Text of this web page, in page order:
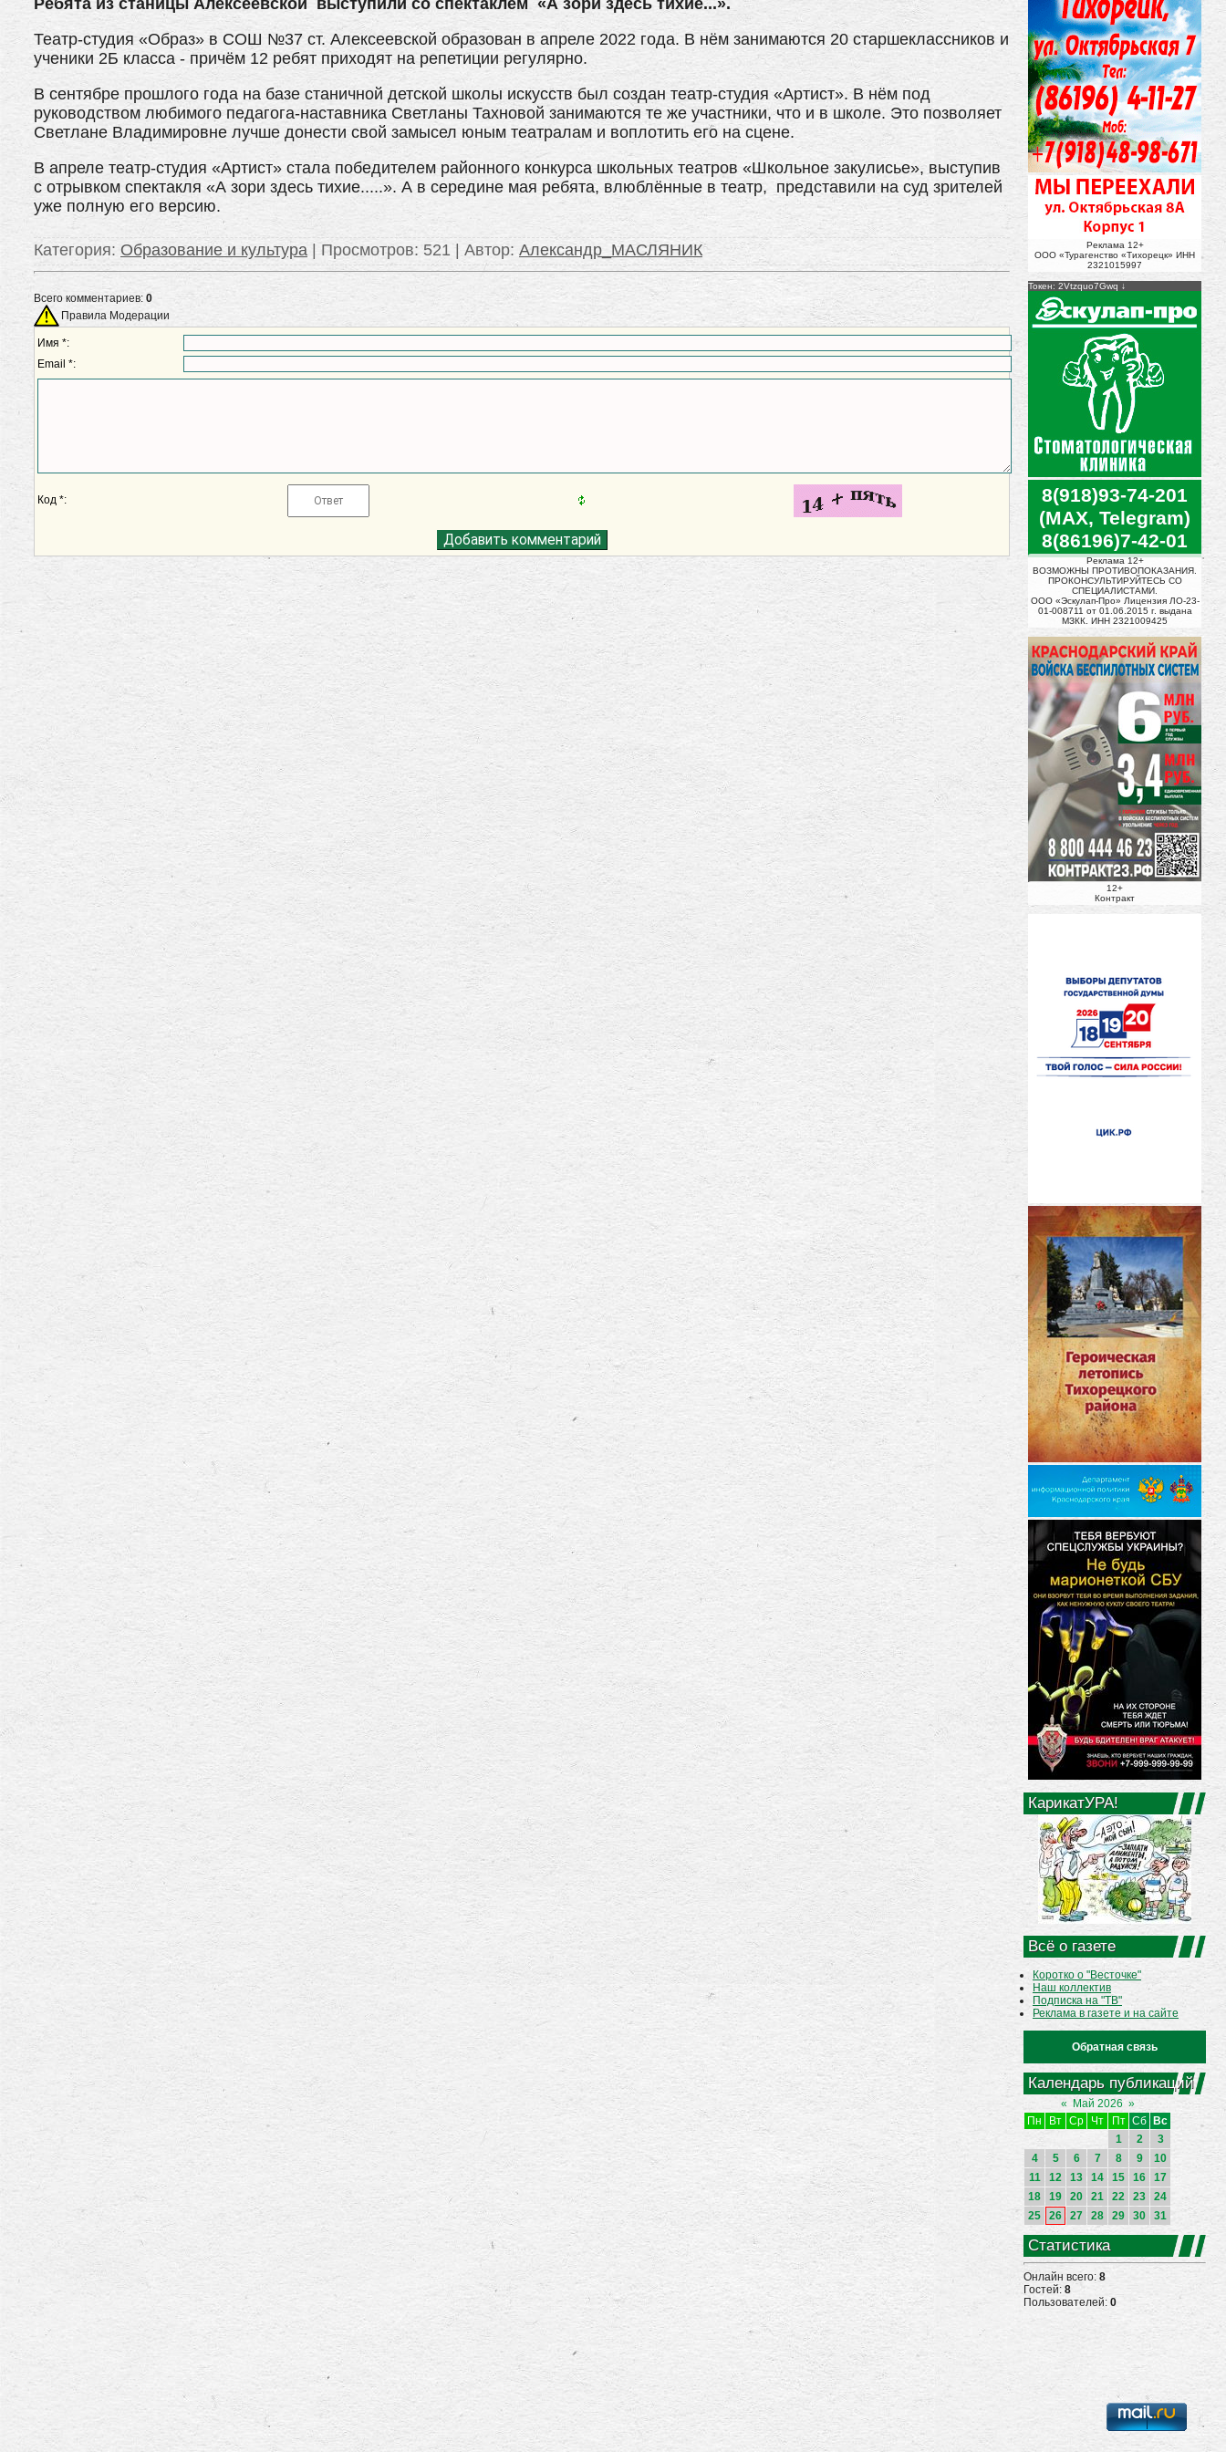
Ребята из станицы Алексеевской выступили со спектаклем «А зори здесь тихие...».
Театр-студия «Образ» в СОШ №37 ст. Алексеевской образован в апреле 2022 года. В нём занимаются 20 старшеклассников и
ученики 2Б класса - причём 12 ребят приходят на репетиции регулярно.
В сентябре прошлого года на базе станичной детской школы искусств был создан театр-студия «Артист». В нём под
руководством любимого педагога-наставника Светланы Тахновой занимаются те же участники, что и в школе. Это позволяет
Светлане Владимировне лучше донести свой замысел юным театралам и воплотить его на сцене.
В апреле театр-студия «Артист» стала победителем районного конкурса школьных театров «Школьное закулисье», выступив
с отрывком спектакля «А зори здесь тихие.....». А в середине мая ребята, влюблённые в театр, представили на суд зрителей
уже полную его версию.
Категория: Образование и культура Просмотров: 521 | Автор: Александр_МАСЛЯНИК
Всего комментариев: 0
Правила Модерации
Имя *:
Email *:
Код *:
Реклама 12+
ООО «Турагенство «Тихорецк» ИНН
2321015997
Токен: 2Vtzquo7Gwq
8(918)93-74-201
(MAX, Telegram)
8(86196)7-42-01
Реклама 12+
ВОЗМОЖНЫ ПРОТИВОПОКАЗАНИЯ.
ПРОКОНСУЛЬТИРУЙТЕСЬ СО
СПЕЦИАЛИСТАМИ.
ООО «Эскулап-Про» Лицензия ЛО-23-
01-008711 от 01.06.2015 г. выдана
МЗКК. ИНН 2321009425
12+
Контракт
КарикатУРА!
Всё о газете
Коротко о "Весточке"
Наш коллектив
Подписка на "ТВ"
Реклама в газете и на сайте
Обратная связь
Календарь публикаций
« Май 2026 »
Пн
Вт Ср Чт Пт Сб
Вс
1
2
3
4
5 6 7 8 9
10
11
12 13 14 15 16
17
18
19 20 21 22 23
24
25
26 27 28 29 30 31
Статистика
Онлайн всего: 8
Гостей: 8
Пользователей: 0